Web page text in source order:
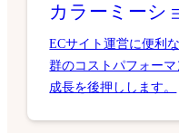
カラーミーシ
ECサイト運営に便利
群のコストパフォー
成長を後押しします。